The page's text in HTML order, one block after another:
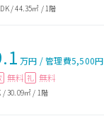
/44.35㎡ /1階
万円 /管理費5,500円
無料 礼 無料
/30.09㎡ / 1階